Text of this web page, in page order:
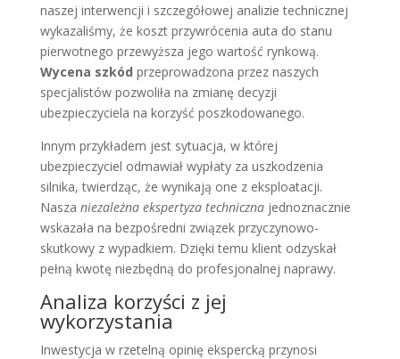
naszej interwencji i szczegółowej analizie technicznej
wykazaliśmy, że koszt przywrócenia auta do stanu
pierwotnego przewyższa jego wartość rynkową.
Wycena szkód przeprowadzona przez naszych
specjalistów pozwoliła na zmianę decyzji
ubezpieczyciela na korzyść poszkodowanego.
Innym przykładem jest sytuacja, w której
ubezpieczyciel odmawiał wypłaty za uszkodzenia
silnika, twierdząc, że wynikają one z eksploatacji.
Nasza niezależna ekspertyza technicznajednoznacznie
wskazała na bezpośredni związek przyczynowo-
skutkowy z wypadkiem. Dzięki temu klient odzyskał
pełną kwotę niezbędną do profesjonalnej naprawy.
Analiza korzyści z jej
wykorzystania
Inwestycja w rzetelną opinię ekspercką przynosi